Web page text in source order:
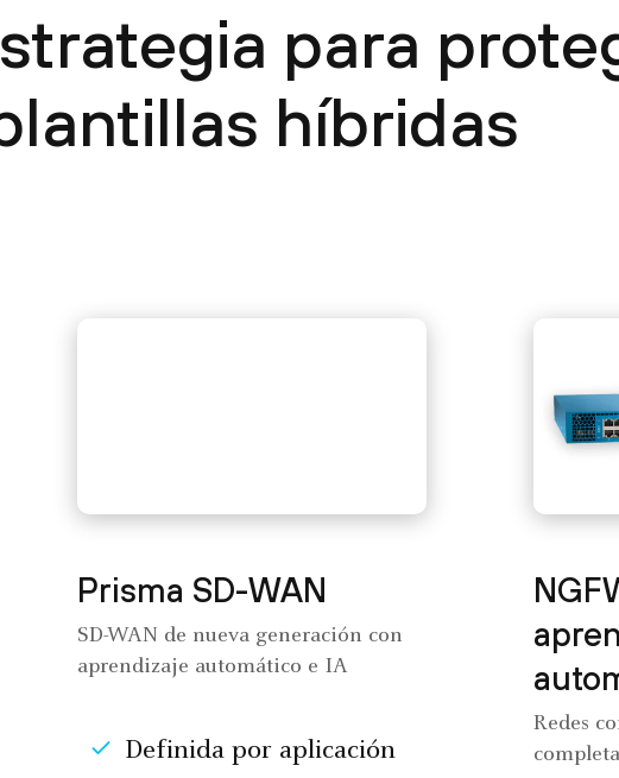
para
híbridas
Prisma SD-WAN
SD-WAN de nueva generación con
aprendizaje automático e IA
Definida por aplicación
Redes